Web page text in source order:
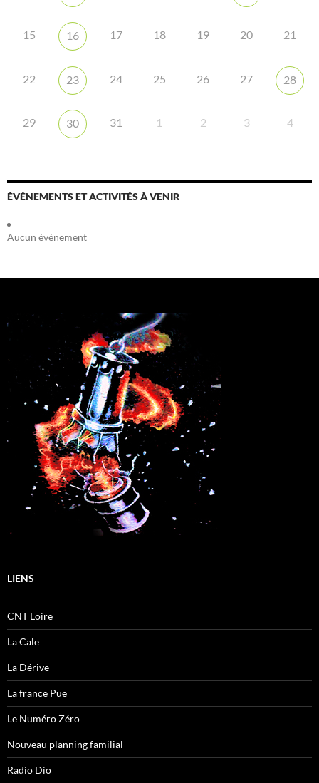
15 16 17 18 19 20 21
22 23 24 25 26 27 28
29 30 31 1 2 3 4
ÉVÉNEMENTS ET ACTIVITÉS À VENIR
Aucun évènement
LIENS
CNT Loire
La Cale
La Dérive
La france Pue
Le Numéro Zéro
Nouveau planning familial
Radio Dio